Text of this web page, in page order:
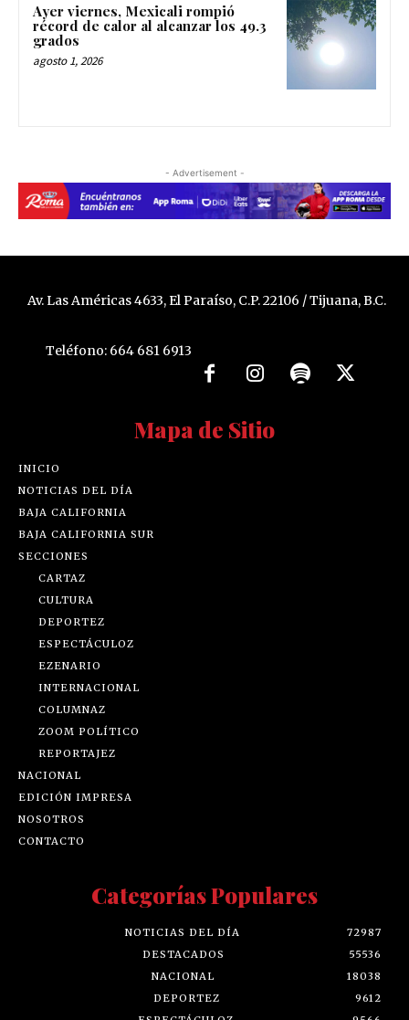
Ayer viernes, Mexicali rompió
récord de calor al alcanzar los 49.3
grados
agosto 1, 2026
- Advertisement -
Av. Las Américas 4633, El Paraíso, C.P. 22106 / Tijuana, B.C.
Teléfono: 664 681 6913
Mapa de Sitio
INICIO
NOTICIAS DEL DÍA
BAJA CALIFORNIA
BAJA CALIFORNIA SUR
SECCIONES
CARTAZ
CULTURA
DEPORTEZ
ESPECTÁCULOZ
EZENARIO
INTERNACIONAL
COLUMNAZ
ZOOM POLÍTICO
REPORTAJEZ
NACIONAL
EDICIÓN IMPRESA
NOSOTROS
CONTACTO
Categorías Populares
NOTICIAS DEL DÍA
72987
DESTACADOS
55536
NACIONAL
18038
DEPORTEZ
9612